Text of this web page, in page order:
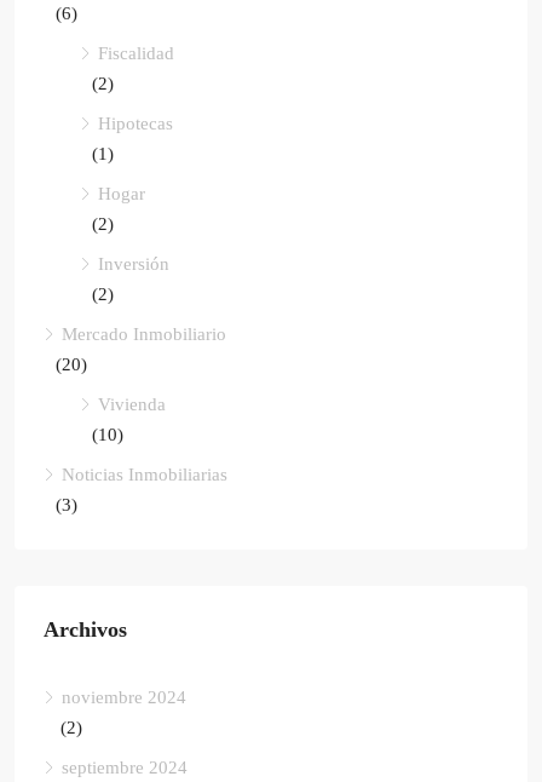
(6)
Fiscalidad
(2)
Hipotecas
(1)
Hogar
(2)
Inversión
(2)
Mercado Inmobiliario
(20)
Vivienda
(10)
Noticias Inmobiliarias
(3)
Archivos
noviembre 2024
(2)
septiembre 2024